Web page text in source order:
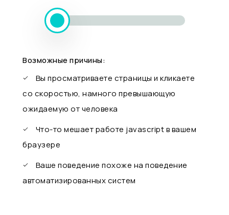
Возможные причины:
Вы просматриваете страницы и кликаете
со скоростью, намного превышающую
ожидаемую от человека
Что-то мешает работе javascript в вашем
браузере
Ваше поведение похоже на поведение
автоматизированных систем